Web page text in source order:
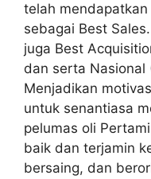
telah
sebagai Best
juga Best
dan serta Nasional
Menjadikan
untuk senantiasa
pelumas oli
baik dan terjamin
bersaing, dan